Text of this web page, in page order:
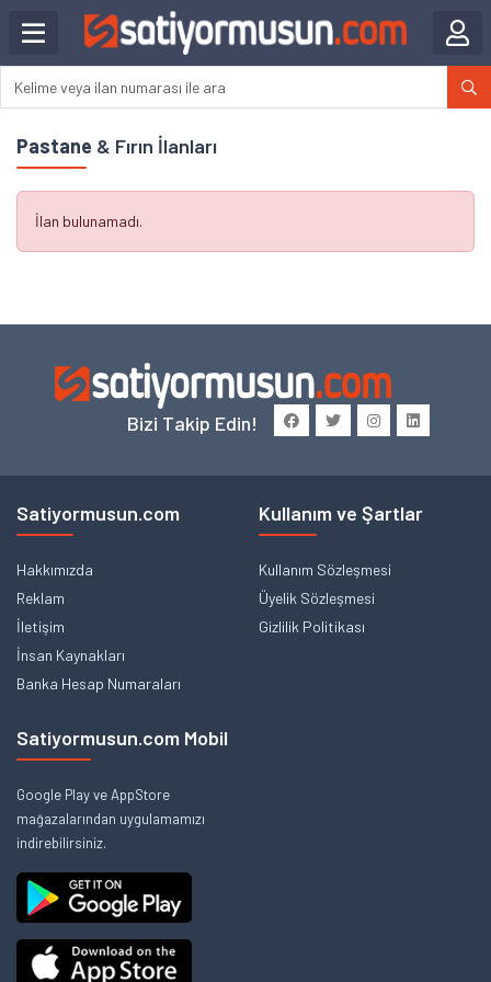
Pastane & Fırın İlanları
İlan bulunamadı.
Bizi Takip Edin!
Satiyormusun.com
Hakkımızda
Reklam
İletişim
İnsan Kaynakları
Banka Hesap Numaraları
Kullanım ve Şartlar
Kullanım Sözleşmesi
Üyelik Sözleşmesi
Gizlilik Politikası
Satiyormusun.com Mobil
Google Play ve AppStore
mağazalarından uygulamamızı
indirebilirsiniz.